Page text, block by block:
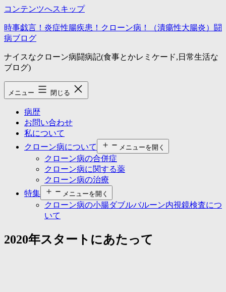
コンテンツへスキップ
時事戯言！炎症性腸疾患！クローン病！（潰瘍性大腸炎）闘
病ブログ
ナイスなクローン病闘病記(食事とかレミケード,日常生活な
ブログ)
メニュー 閉じる
病歴
お問い合わせ
私について
クローン病について
メニューを開く
クローン病の合併症
クローン病に関する薬
クローン病の治療
特集
メニューを開く
クローン病の小腸ダブルバルーン内視鏡検査につ
いて
2020年スタートにあたって